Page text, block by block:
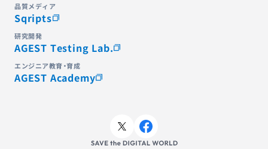
品質メディア
Sqripts
研究開発
AGEST Testing Lab.
エンジニア教育・育成
AGEST Academy